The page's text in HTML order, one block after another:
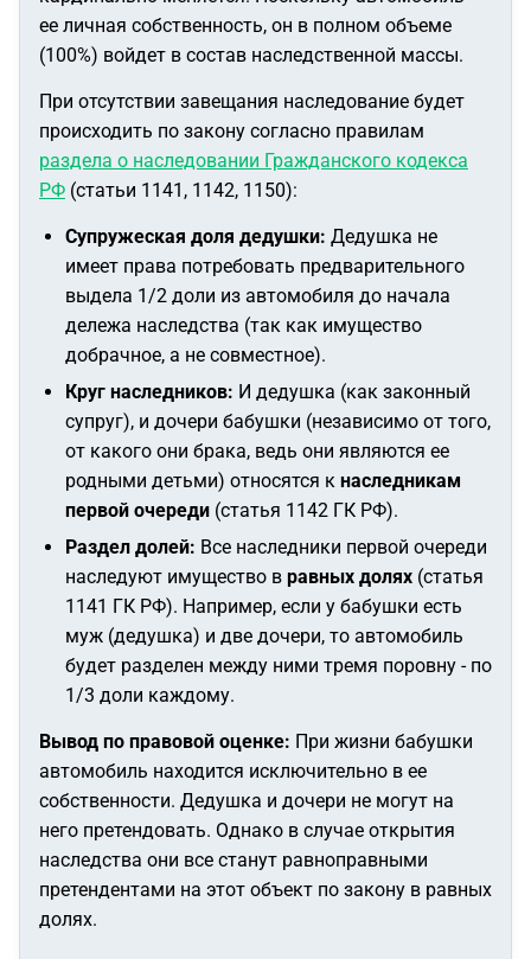
ее личная собственность, он в полном объеме
(100%) войдет в состав наследственной массы.
При отсутствии завещания наследование будет
происходить по закону согласно правилам
раздела о наследовании Гражданского кодекса
РФ (статьи 1141, 1142, 1150):
Супружеская доля дедушки: Дедушка не
имеет права потребовать предварительного
выдела 1/2 доли из автомобиля до начала
дележа наследства (так как имущество
добрачное, а не совместное).
Круг наследников: И дедушка (как законный
супруг), и дочери бабушки (независимо от того,
от какого они брака, ведь они являются ее
родными детьми) относятся к наследникам
первой очереди (статья 1142 ГК РФ).
Раздел долей: Все наследники первой очереди
наследуют имущество в равных долях (статья
1141 ГК РФ). Например, если у бабушки есть
муж (дедушка) и две дочери, то автомобиль
будет разделен между ними тремя поровну - по
1/3 доли каждому.
Вывод по правовой оценке: При жизни бабушки
автомобиль находится исключительно в ее
собственности. Дедушка и дочери не могут на
него претендовать. Однако в случае открытия
наследства они все станут равноправными
претендентами на этот объект по закону в равных
долях.